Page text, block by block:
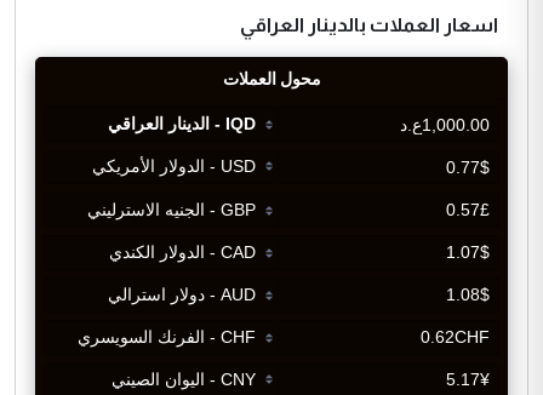
اسعار العملات بالدينار العراقي